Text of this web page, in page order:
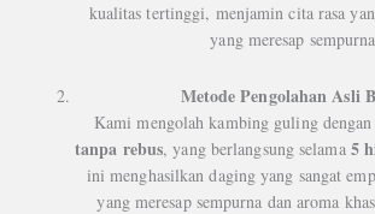
kualitas tertinggi, menjamin cita rasa
yang meresap
Metode Pengolahan Asli
Kami mengolah kambing guling
tanpa rebus, yang berlangsung selama 5
ini menghasilkan daging yang sangat
yang meresap sempurna dan aroma